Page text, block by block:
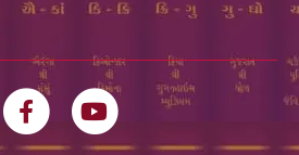
FacebookYoutube